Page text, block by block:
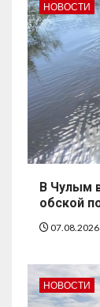
НОВОСТИ
В Чулым
обской
07.08.2026
НОВОСТИ